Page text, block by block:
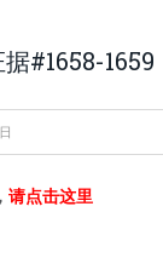
#1658-1659
请点击这里